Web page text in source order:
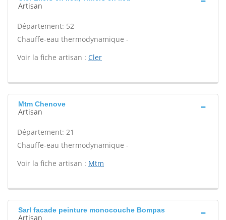
Artisan
Département: 52
Chauffe-eau thermodynamique -
Voir la fiche artisan : Cler
Mtm Chenove
Artisan
Département: 21
Chauffe-eau thermodynamique -
Voir la fiche artisan : Mtm
Sarl facade peinture monocouche Bompas
Artisan